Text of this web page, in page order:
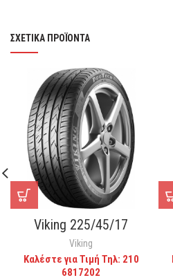
ΣΧΕΤΙΚΆ ΠΡΟΪΌΝΤΑ
Viking 225/45/17
Viking
Καλέστε για Τιμή Τηλ: 210
6817202